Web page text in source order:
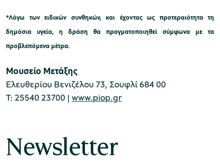
ομάδες
εισιτήρια
εισιτηρίων
*Λόγω των ειδικών συνθηκών, και έχοντας ως προτεραιότητα τη
δημόσια υγεία, η δράση θα πραγματοποιηθεί σύμφωνα με τα
προβλεπόμενα μέτρα.
Μουσείο Μετάξης
Ελευθερίου Βενιζέλου 73, Σουφλί 684 00
Τ: 25540 23700 | www.piop.gr
Newsletter